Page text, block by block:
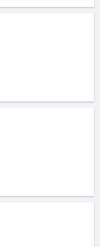
bir koca yaptırır. Bu
komşuları